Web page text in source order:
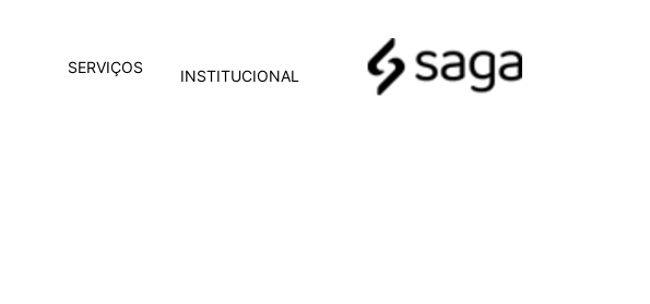
SERVIÇOS INSTITUCIONAL